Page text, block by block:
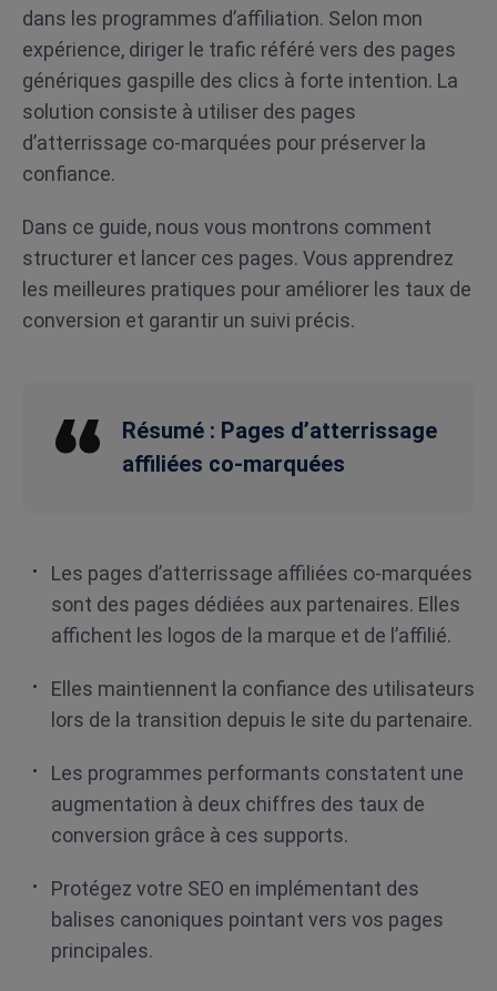
dans les programmes d’affiliation. Selon mon
expérience, diriger le trafic référé vers des pages
génériques gaspille des clics à forte intention. La
solution consiste à utiliser des pages
d’atterrissage co-marquées pour préserver la
confiance.
Dans ce guide, nous vous montrons comment
structurer et lancer ces pages. Vous apprendrez
les meilleures pratiques pour améliorer les taux de
conversion et garantir un suivi précis.
Résumé : Pages d’atterrissage
affiliées co-marquées
Les pages d’atterrissage affiliées co-marquées
sont des pages dédiées aux partenaires. Elles
affichent les logos de la marque et de l’affilié.
Elles maintiennent la confiance des utilisateurs
lors de la transition depuis le site du partenaire.
Les programmes performants constatent une
augmentation à deux chiffres des taux de
conversion grâce à ces supports.
Protégez votre SEO en implémentant des
balises canoniques pointant vers vos pages
principales.